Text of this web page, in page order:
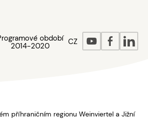
období
2014-2020
CZ
příhraničním regionu Weinviertel a Jižní